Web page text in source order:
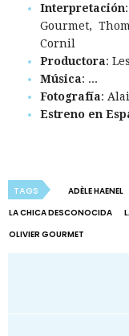
Interpretación
Gourmet,
Cornil
Productora:
Música: ...
Fotografía:
Estreno en
TAGS ADÈLE HAENEL
LA CHICA DESCONOCIDA
OLIVIER GOURMET